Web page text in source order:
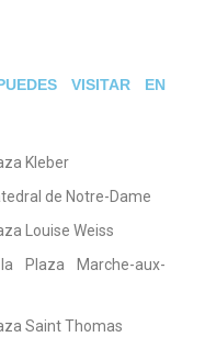
VISITAR EN
Kleber
de Notre-Dame
Louise Weiss
Plaza Marche-aux-
Saint Thomas